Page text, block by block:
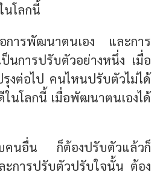
นโลกนี้
ารพัฒนาตนเอง และการ
นการปรับตัวอย่างหนึ่ง เมื่อ
งต่อไป คนไหนปรับตัวไม่ได้
นโลกนี้ เมื่อพัฒนาตนเองได้
บคนอื่น ก็ต้องปรับตัวแล้วก็
ะการปรับตัวปรับใจนั้น ต้อง